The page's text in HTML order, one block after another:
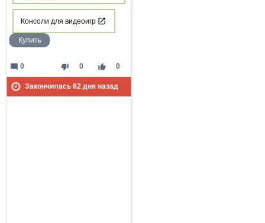
Консоли для видеоигр
Купить
thumb_down 0 thumb_up 0
mode_comment 0
Закончилась 62дня назад